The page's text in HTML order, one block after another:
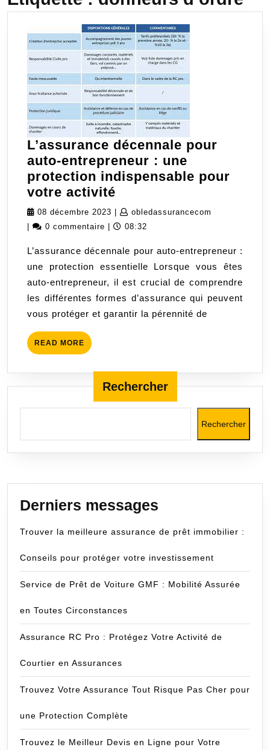
L’assurance décennale pour
auto-entrepreneur : une
protection indispensable pour
votre activité
décennale
pour
entrepreneur
:
une
protection
indispensable
08 décembre 2023 08
décembre
obledassurancecom
0 commentaire 08:32
L’assurance décennale pour auto-entrepreneur :
une protection essentielle Lorsque vous êtes
auto-entrepreneur, il est crucial de comprendre
les différentes formes d’assurance qui peuvent
vous protéger et garantir la pérennité de
READ MORE READ
MORE
Rechercher
Rechercher
Derniers messages
Trouver la meilleure assurance de prêt immobilier :
Conseils pour protéger votre investissement
Service de Prêt de Voiture GMF : Mobilité Assurée
en Toutes Circonstances
Assurance RC Pro : Protégez Votre Activité de
Courtier en Assurances
Trouvez Votre Assurance Tout Risque Pas Cher pour
une Protection Complète
Trouvez le Meilleur Devis en Ligne pour Votre